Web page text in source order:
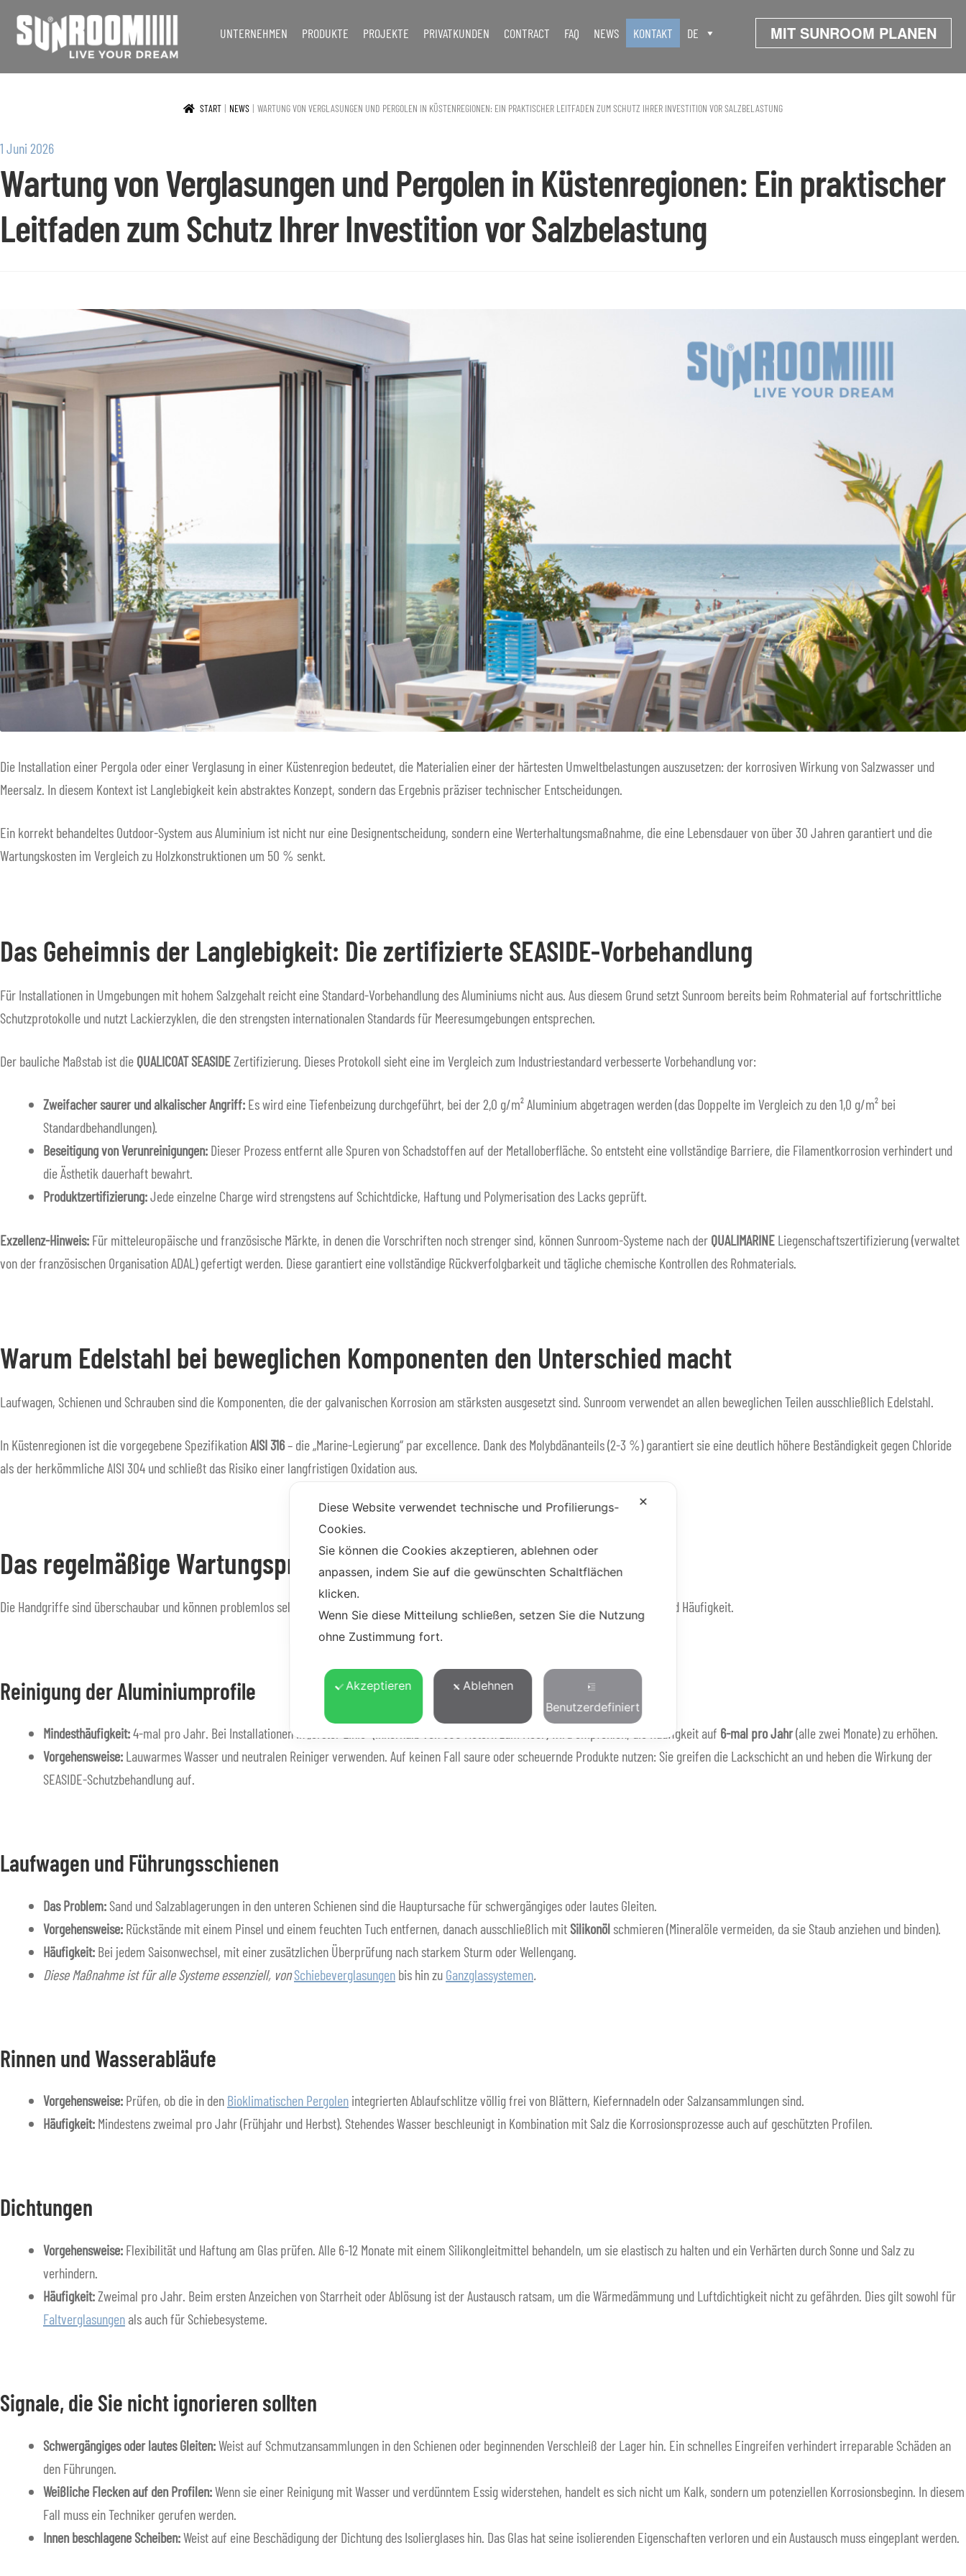
Zur
Navigation
Zum
Inhalt
UNTERNEHMEN PRODUKTE PROJEKTE PRIVATKUNDEN CONTRACT FAQ NEWS KONTAKT DE MIT SUNROOM PLANEN
START NEWS WARTUNG VON VERGLASUNGEN UND PERGOLEN IN KÜSTENREGIONEN: EIN PRAKTISCHER LEITFADEN ZUM SCHUTZ IHRER INVESTITION VOR SALZBELASTUNG
1 Juni 2026
Wartung von Verglasungen und Pergolen in Küstenregionen: Ein praktischer
Leitfaden zum Schutz Ihrer Investition vor Salzbelastung
Die Installation einer Pergola oder einer Verglasung in einer Küstenregion bedeutet, die Materialien einer der härtesten Umweltbelastungen auszusetzen: der korrosiven Wirkung von Salzwasser und
Meersalz. In diesem Kontext ist Langlebigkeit kein abstraktes Konzept, sondern das Ergebnis präziser technischer Entscheidungen.
Ein korrekt behandeltes Outdoor-System aus Aluminium ist nicht nur eine Designentscheidung, sondern eine Werterhaltungsmaßnahme, die eine Lebensdauer von über 30 Jahren garantiert und die
Wartungskosten im Vergleich zu Holzkonstruktionen um 50 % senkt.
Das Geheimnis der Langlebigkeit: Die zertifizierte SEASIDE-Vorbehandlung
Für Installationen in Umgebungen mit hohem Salzgehalt reicht eine Standard-Vorbehandlung des Aluminiums nicht aus. Aus diesem Grund setzt Sunroom bereits beim Rohmaterial auf fortschrittliche
Schutzprotokolle und nutzt Lackierzyklen, die den strengsten internationalen Standards für Meeresumgebungen entsprechen.
Der bauliche Maßstab ist die QUALICOAT SEASIDEZertifizierung. Dieses Protokoll sieht eine im Vergleich zum Industriestandard verbesserte Vorbehandlung vor:
Zweifacher saurer und alkalischer Angriff: Es wird eine Tiefenbeizung durchgeführt, bei der 2,0 g/m² Aluminium abgetragen werden (das Doppelte im Vergleich zu den 1,0 g/m² bei
Standardbehandlungen).
Beseitigung von Verunreinigungen: Dieser Prozess entfernt alle Spuren von Schadstoffen auf der Metalloberfläche. So entsteht eine vollständige Barriere, die Filamentkorrosion verhindert und
die Ästhetik dauerhaft bewahrt.
Produktzertifizierung:Jede einzelne Charge wird strengstens auf Schichtdicke, Haftung und Polymerisation des Lacks geprüft.
Exzellenz-Hinweis: Für mitteleuropäische und französische Märkte, in denen die Vorschriften noch strenger sind, können Sunroom-Systeme nach der QUALIMARINE Liegenschaftszertifizierung (verwaltet
von der französischen Organisation ADAL) gefertigt werden. Diese garantiert eine vollständige Rückverfolgbarkeit und tägliche chemische Kontrollen des Rohmaterials.
Warum Edelstahl bei beweglichen Komponenten den Unterschied macht
Laufwagen, Schienen und Schrauben sind die Komponenten, die der galvanischen Korrosion am stärksten ausgesetzt sind. Sunroom verwendet an allen beweglichen Teilen ausschließlich Edelstahl.
In Küstenregionen ist die vorgegebene SpezifikationAISI 316– die „Marine-Legierung“ par excellence. Dank des Molybdänanteils (2-3 %) garantiert sie eine deutlich höhere Beständigkeit gegen Chloride
als der herkömmliche AISI 304 und schließt das Risiko einer langfristigen Oxidation aus.
Das regelmäßige Wartungsprogramm
Die Handgriffe sind überschaubar und können problemlos selbst durchgeführt werden. Was den Unterschied macht, ist die Regelmäßigkeit und Häufigkeit.
Reinigung der Aluminiumprofile
Mindesthäufigkeit:4-mal pro Jahr. Bei Installationen in „erster Linie“ (innerhalb von 500 Metern zum Meer) wird empfohlen, die Häufigkeit auf 6-mal pro Jahr(alle zwei Monate) zu erhöhen.
Vorgehensweise: Lauwarmes Wasser und neutralen Reiniger verwenden. Auf keinen Fall saure oder scheuernde Produkte nutzen: Sie greifen die Lackschicht an und heben die Wirkung der
SEASIDE-Schutzbehandlung auf.
Laufwagen und Führungsschienen
Das Problem: Sand und Salzablagerungen in den unteren Schienen sind die Hauptursache für schwergängiges oder lautes Gleiten.
Vorgehensweise: Rückstände mit einem Pinsel und einem feuchten Tuch entfernen, danach ausschließlich mit Silikonöl schmieren (Mineralöle vermeiden, da sie Staub anziehen und binden).
Häufigkeit: Bei jedem Saisonwechsel, mit einer zusätzlichen Überprüfung nach starkem Sturm oder Wellengang.
Diese Maßnahme ist für alle Systeme essenziell, vonSchiebeverglasungen bis hin zu Ganzglassystemen.
Rinnen und Wasserabläufe
Vorgehensweise: Prüfen, ob die in den Bioklimatischen Pergolen integrierten Ablaufschlitze völlig frei von Blättern, Kiefernnadeln oder Salzansammlungen sind.
Häufigkeit: Mindestens zweimal pro Jahr (Frühjahr und Herbst). Stehendes Wasser beschleunigt in Kombination mit Salz die Korrosionsprozesse auch auf geschützten Profilen.
Dichtungen
Vorgehensweise: Flexibilität und Haftung am Glas prüfen. Alle 6-12 Monate mit einem Silikongleitmittel behandeln, um sie elastisch zu halten und ein Verhärten durch Sonne und Salz zu
verhindern.
Häufigkeit:Zweimal pro Jahr. Beim ersten Anzeichen von Starrheit oder Ablösung ist der Austausch ratsam, um die Wärmedämmung und Luftdichtigkeit nicht zu gefährden. Dies gilt sowohl für
Faltverglasungen als auch für Schiebesysteme.
Signale, die Sie nicht ignorieren sollten
Schwergängiges oder lautes Gleiten:Weist auf Schmutzansammlungen in den Schienen oder beginnenden Verschleiß der Lager hin. Ein schnelles Eingreifen verhindert irreparable Schäden an
den Führungen.
Weißliche Flecken auf den Profilen:Wenn sie einer Reinigung mit Wasser und verdünntem Essig widerstehen, handelt es sich nicht um Kalk, sondern um potenziellen Korrosionsbeginn. In diesem
Fall muss ein Techniker gerufen werden.
Innen beschlagene Scheiben:Weist auf eine Beschädigung der Dichtung des Isolierglases hin. Das Glas hat seine isolierenden Eigenschaften verloren und ein Austausch muss eingeplant werden.
✕
Diese Website verwendet technische und Profilierungs-
Cookies.
Sie können die Cookies akzeptieren, ablehnen oder
anpassen, indem Sie auf die gewünschten Schaltflächen
klicken.
Wenn Sie diese Mitteilung schließen, setzen Sie die Nutzung
ohne Zustimmung fort.
Akzeptieren
Ablehnen
Benutzerdefiniert